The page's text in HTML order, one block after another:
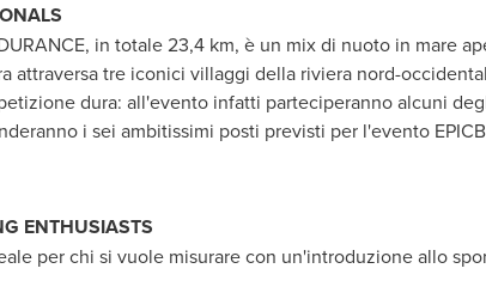
in totale 23,4 km, è un mix di nuoto in mare
attraversa tre iconici villaggi della riviera nord-
dura: all'evento infatti parteciperanno alcuni
i sei ambitissimi posti previsti per l'evento
ENTHUSIASTS
per chi si vuole misurare con un'introduzione allo